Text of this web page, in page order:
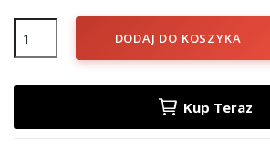
DODAJ DO KOSZYKA
Kup Teraz